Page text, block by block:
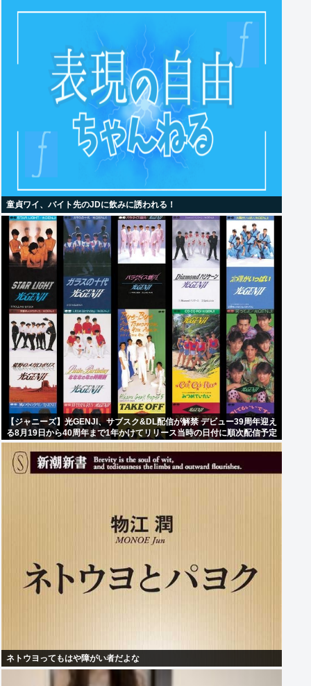
童貞ワイ、バイト先のJDに飲みに誘われる！
【ジャニーズ】光GENJI、サブスク&DL配信が解禁 デビュー39周年迎え
る8月19日から40周年まで1年かけてリリース当時の日付に順次配信予定
ネトウヨってもはや障がい者だよな